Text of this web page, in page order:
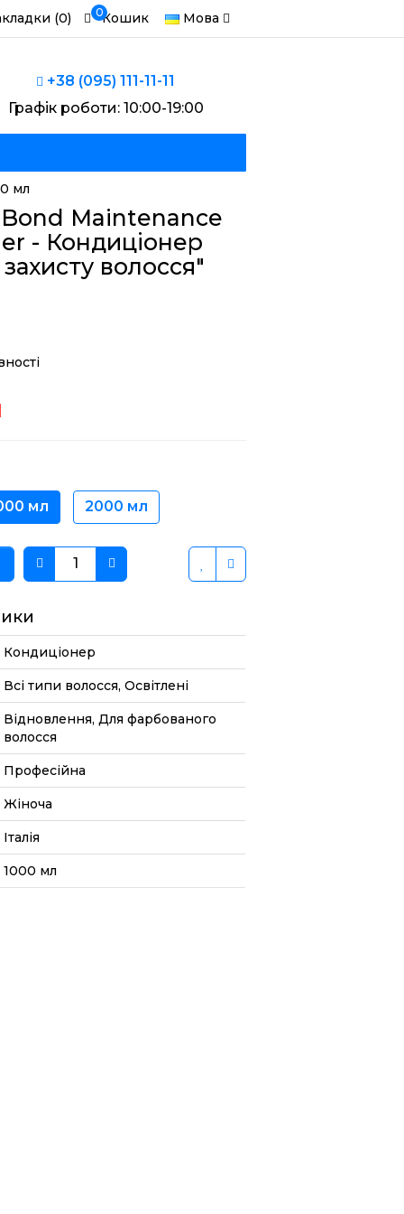
Мова
(0) 0Кошик
+38 (095) 111-11-11
Графік роботи: 10:00-19:00
мл
Maintenance
- Кондиціонер
волосся"
мл 2000 мл
Кондиціонер
Всі типи волосся, Освітлені
Відновлення, Для фарбованого
волосся
Професійна
Жіноча
Італія
1000 мл